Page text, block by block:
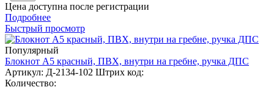
Цена доступна после регистрации
Подробнее
Быстрый просмотр
Популярный
Блокнот А5 красный, ПВХ, внутри на гребне, ручка ДПС
Артикул: Д-2134-102 Штрих код:
Количество: